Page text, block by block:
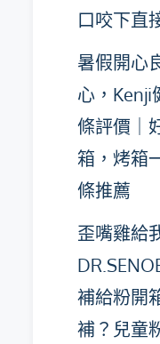
口咬下直
暑假開心
心，Kenji
條評價｜
箱，烤箱
條推薦
歪嘴雞給
補給粉開
補？兒童